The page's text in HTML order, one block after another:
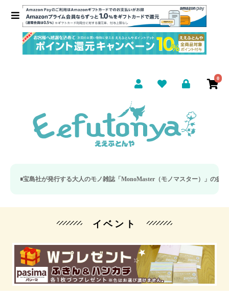
0
島社が発行する大人のモノ雑誌「MonoMaster（モノマスター）」の疲労回復・
イベント